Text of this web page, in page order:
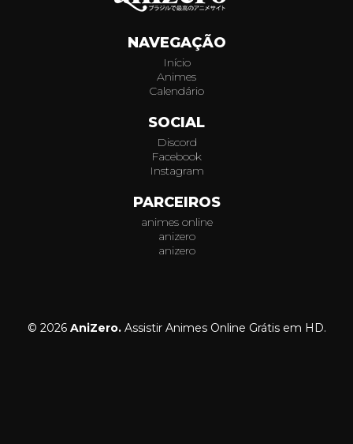
NAVEGAÇÃO
Início
Animes
Calendário
SOCIAL
Discord
Facebook
Instagram
PARCEIROS
animes online
anizero
anizero
© 2026 AniZero.Assistir Animes Online Grátis em HD.